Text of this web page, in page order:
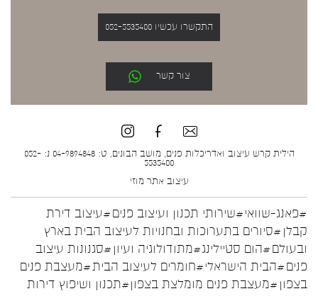
התקשרו עכשיו 052-5535400
צור קשר
הילית קרש עיצוב ואדריכלות פנים, מושב הבונים, ט: 04-9894848 נ: 052-
5535400
עיצוב אתר מוזי
#פאנג-שוואי#שירותי תכנון ועיצוב פנים#עיצוב דירת
קבלן #סיורים בתערוכות ובחנויות לעיצוב הבית בארץ
ובעולם#הום סטיילינג#מתודולוגיה ועיון #סגנונות עיצוב
פנים#הבית הישראלי#חומרים לעיצוב הבית#מעצבת פנים
בצפון #מעצבת פנים מומלצת בצפון#תכנון ושיפוץ דירות